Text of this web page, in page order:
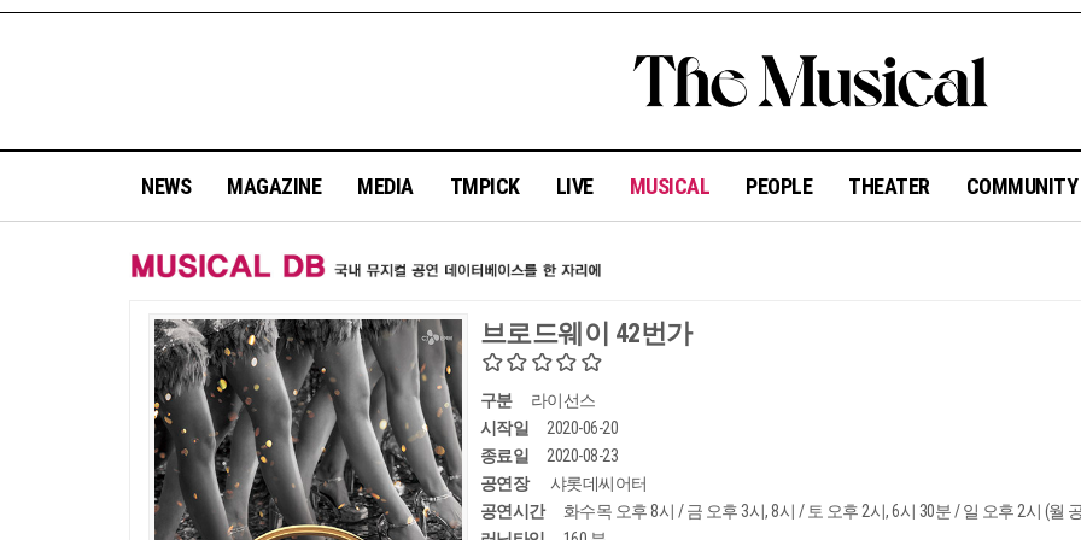
NEWS MAGAZINE MEDIA TMPICK LIVE MUSICAL PEOPLE THEATER COMMUNITY
브로드웨이 42번가
구분
라이선스
시작일
2020-06-20
종료일
2020-08-23
공연장
샤롯데씨어터
공연시간
화수목 오후 8시 / 금 오후 3시, 8시 / 토 오후 2시, 6시 30분 / 일 오후 2시 (월